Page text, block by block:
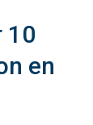
10
en